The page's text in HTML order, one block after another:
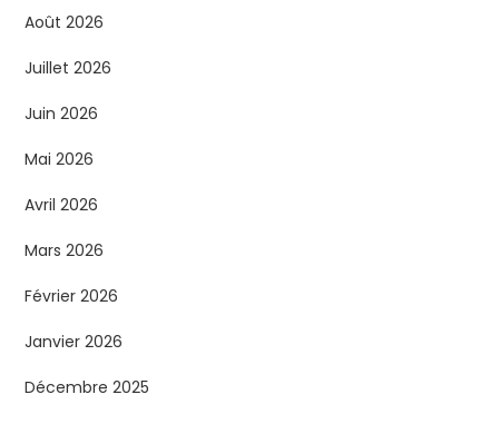
Août 2026
Juillet 2026
Juin 2026
Mai 2026
Avril 2026
Mars 2026
Février 2026
Janvier 2026
Décembre 2025